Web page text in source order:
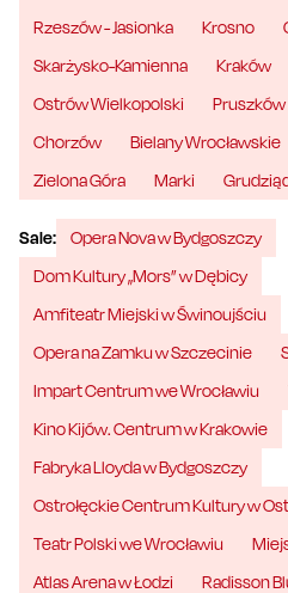
Rzeszów - Jasionka
Krosno
Skarżysko-Kamienna
Kraków
Ostrów Wielkopolski
Pruszków
Chorzów
Bielany Wrocławskie
Zielona Góra
Marki
Sale:
Opera Nova w Bydgoszczy
Dom Kultury „Mors” w Dębicy
Amfiteatr Miejski w Świnoujściu
Opera na Zamku w Szczecinie
Impart Centrum we Wrocławiu
Kino Kijów. Centrum w Krakowie
Fabryka Lloyda w Bydgoszczy
Ostrołęckie Centrum Kultury w
Teatr Polski we Wrocławiu
Atlas Arena w Łodzi
Radisson